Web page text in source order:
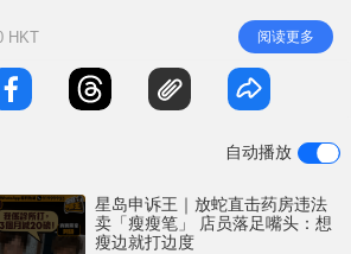
岛申诉王》记者放蛇发现，本港部
市场需求，在市民未出示医生纸的
类针剂，更有药房职员在解说使用
年40多岁的阿仪（化名），她先
HKT 阅读更多
自动播放
星岛申诉王｜放蛇直击药房违法
卖「瘦瘦笔」 店员落足嘴头：想
瘦边就打边度